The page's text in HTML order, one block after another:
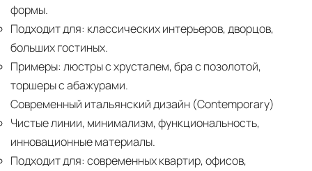
формы.
Подходит для: классических интерьеров, дворцов,
больших гостиных.
Примеры: люстры с хрусталем, бра с позолотой,
торшеры с абажурами.
Современный итальянский дизайн (Contemporary)
Чистые линии, минимализм, функциональность,
инновационные материалы.
Подходит для: современных квартир, офисов,